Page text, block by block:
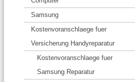
Samsung
Kostenvoranschlaege fuer
Versicherung Handyreparatur
Kostenvoranschlaege fuer
Samsung Reparatur